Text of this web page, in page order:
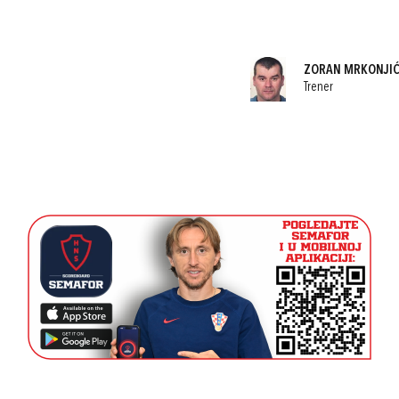
ZORAN MRKONJIĆ
Trener